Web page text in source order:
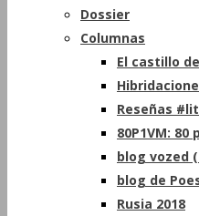
Dossier
Columnas
El castillo
Reseñas
80P1VM:
blog vozed
blog de
Rusia 2018